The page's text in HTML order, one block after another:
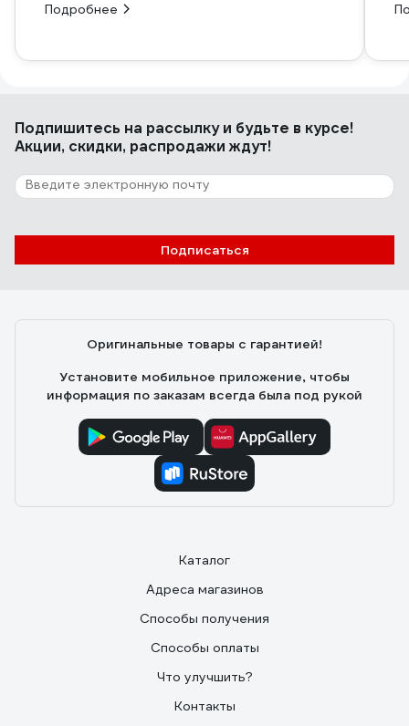
Подробнее
Подпишитесь на рассылкуи будьте в курсе!
Акции, скидки, распродажи ждут!
Подписаться
Оригинальные товары с гарантией!
Установите мобильное приложение, чтобы
информация по заказам всегда была под рукой
Каталог
Адреса магазинов
Способы получения
Способы оплаты
Что улучшить?
Контакты